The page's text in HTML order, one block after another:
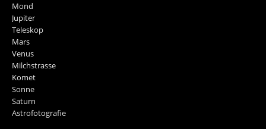
Mond
Jupiter
Teleskop
Mars
Venus
Milchstrasse
Komet
Sonne
Saturn
Astrofotografie